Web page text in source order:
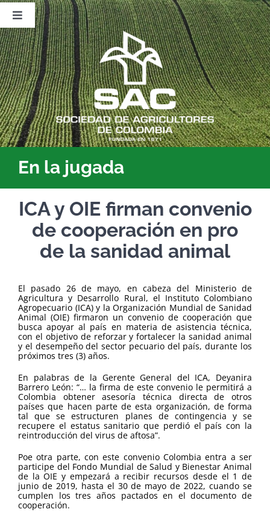
Saltar
contenido
Toggle
Navigation
Nosotros
Publicaciones
Sala de Prensa
Eventos
En la jugada
ICA y OIE firman convenio
de cooperación en pro
de la sanidad animal
El pasado 26 de mayo, en cabeza del Ministerio de
Agricultura y Desarrollo Rural, el Instituto Colombiano
Agropecuario (ICA) y la Organización Mundial de Sanidad
Animal (OIE) firmaron un convenio de cooperación que
busca apoyar al país en materia de asistencia técnica,
con el objetivo de reforzar y fortalecer la sanidad animal
y el desempeño del sector pecuario del país, durante los
próximos tres (3) años.
En palabras de la Gerente General del ICA, Deyanira
Barrero León: “… la firma de este convenio le permitirá a
Colombia obtener asesoría técnica directa de otros
países que hacen parte de esta organización, de forma
tal que se estructuren planes de contingencia y se
recupere el estatus sanitario que perdió el país con la
reintroducción del virus de aftosa”.
Poe otra parte, con este convenio Colombia entra a ser
participe del Fondo Mundial de Salud y Bienestar Animal
de la OIE y empezará a recibir recursos desde el 1 de
junio de 2019, hasta el 30 de mayo de 2022, cuando se
cumplen los tres años pactados en el documento de
cooperación.